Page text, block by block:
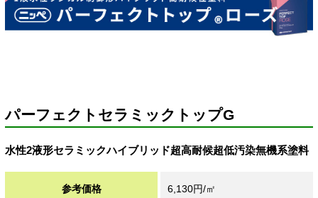
パーフェクトセラミックトップG
水性2液形セラミックハイブリッド超高耐候超低汚染無機系塗料
参考価格 6,130円/㎡